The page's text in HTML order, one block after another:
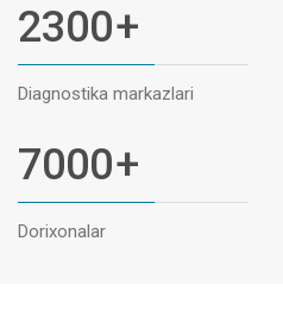
2300+
Diagnostika markazlari
7000+
Dorixonalar